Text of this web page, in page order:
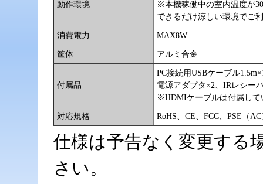
動作環境
※本機稼働中の室内温度が
できるだけ涼しい環境でご
消費電力 MAX8W
筐体 アルミ合金
付属品
PC接続用USBケーブル
電源アダプタ×2、IRレシー
※HDMIケーブルは付属して
対応規格 RoHS、CE、FCC、PSE（
仕様は予告なく変更する
さい。